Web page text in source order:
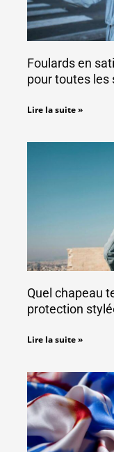
Foulards en
pour toutes les
Lire la suite »
Quel chapeau
protection
Lire la suite »